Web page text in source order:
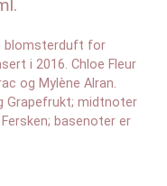
blomsterduft for
i 2016. Chloe Fleur
og Mylène Alran.
Grapefrukt; midtnoter
basenoter er